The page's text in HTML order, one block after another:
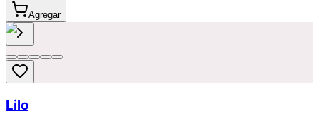
Agregar
Lilo